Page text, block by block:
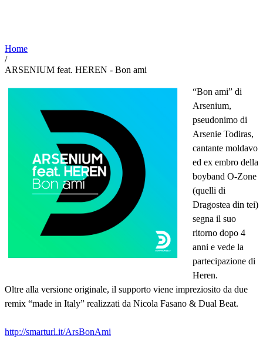
Home
/
ARSENIUM feat. HEREN - Bon ami
“Bon ami” di
Arsenium,
pseudonimo di
Arsenie Todiras,
cantante moldavo
ed ex embro della
boyband O-Zone
(quelli di
Dragostea din tei)
segna il suo
ritorno dopo 4
anni e vede la
partecipazione di
Heren.
Oltre alla versione originale, il supporto viene impreziosito da due
remix “made in Italy” realizzati da Nicola Fasano & Dual Beat.
http://smarturl.it/ArsBonAmi